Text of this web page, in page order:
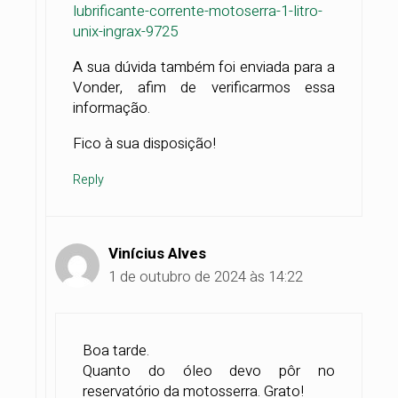
lubrificante-corrente-motoserra-1-litro-
unix-ingrax-9725
A sua dúvida também foi enviada para a
Vonder, afim de verificarmos essa
informação.
Fico à sua disposição!
Reply
Vinícius Alves
1 de outubro de 2024 às 14:22
Boa tarde.
Quanto do óleo devo pôr no
reservatório da motosserra. Grato!